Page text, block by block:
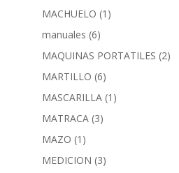
MACHUELO (1)
manuales (6)
MAQUINAS PORTATILES (2)
MARTILLO (6)
MASCARILLA (1)
MATRACA (3)
MAZO (1)
MEDICION (3)